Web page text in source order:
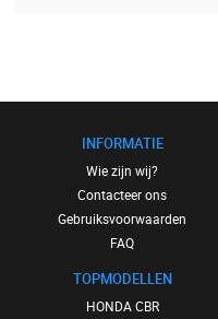
INFORMATIE
Wie zijn wij?
Contacteer ons
Gebruiksvoorwaarden
FAQ
TOPMODELLEN
HONDA CBR